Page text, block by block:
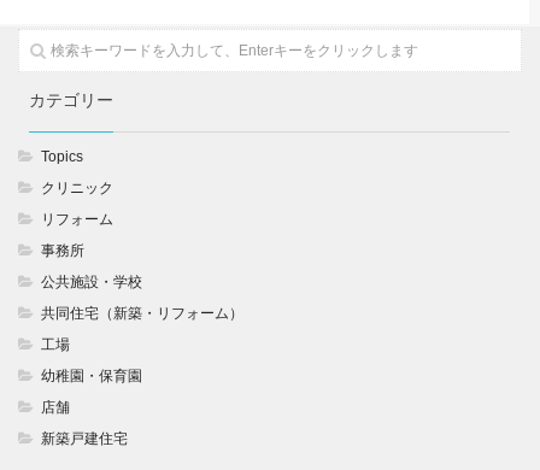
カテゴリー
Topics
クリニック
リフォーム
事務所
公共施設・学校
共同住宅（新築・リフォーム）
工場
幼稚園・保育園
店舗
新築戸建住宅